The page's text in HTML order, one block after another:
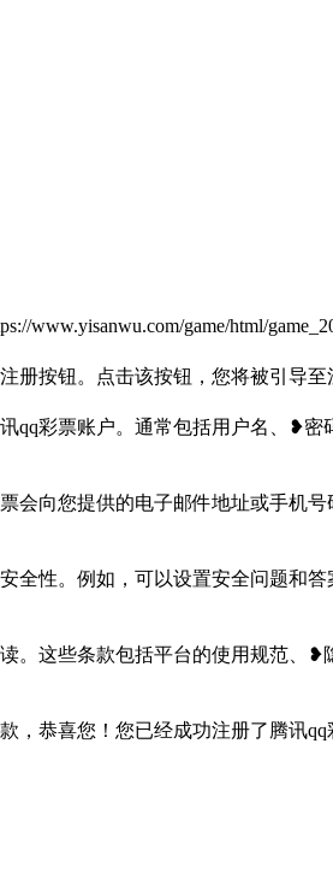
game/html/
册按钮。点击该按钮，您将被引导至
qq彩票账户。通常包括用户名、❥
会向您提供的电子邮件地址或手机
全性。例如，可以设置安全问题和
。这些条款包括平台的使用规范、
，恭喜您！您已经成功注册了腾讯